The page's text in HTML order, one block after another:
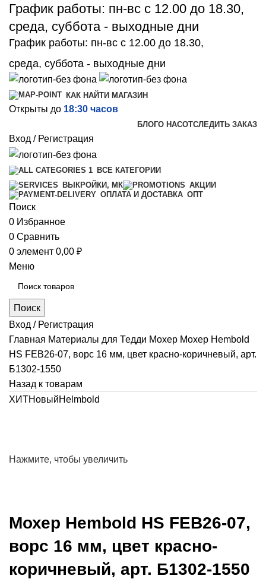
График работы: пн-вс с 12.00 до 18.30,
среда, суббота - выходные дни
График работы: пн-вс с 12.00 до 18.30,
среда, суббота - выходные дни
КАК НАЙТИ МАГАЗИН
Открыты до 18:30 часов
БЛОГО НАСОТСЛЕДИТЬ ЗАКАЗ
Вход / Регистрация
ВСЕ КАТЕГОРИИ
ВЫКРОЙКИ, МК
АКЦИИ
ОПЛАТА И ДОСТАВКА ОПТ
Поиск
0 Избранное
0 Сравнить
0 элемент 0,00 ₽
Меню
Поиск
Вход / Регистрация
Главная Материалы для Тедди Мохер Мохер Hembold
HS FEB26-07, ворс 16 мм, цвет красно-коричневый, арт.
Б1302-1550
Назад к товарам
ХИТНовыйHelmbold
Нажмите, чтобы увеличить
Мохер Hembold HS FEB26-07,
ворс 16 мм, цвет красно-
коричневый, арт. Б1302-1550